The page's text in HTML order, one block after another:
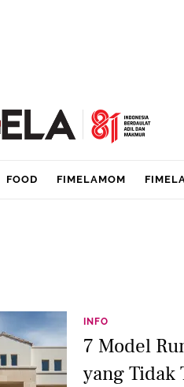
FOOD FIMELAMOM
INFO
7 Model
yang Tidak